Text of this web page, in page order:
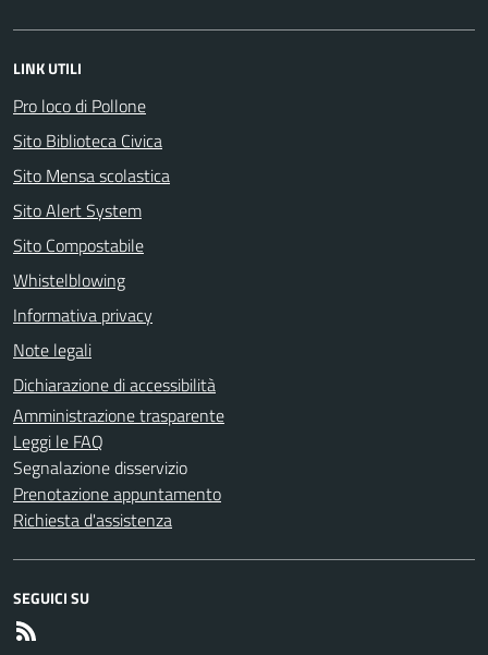
LINK UTILI
Pro loco di Pollone
Sito Biblioteca Civica
Sito Mensa scolastica
Sito Alert System
Sito Compostabile
Whistelblowing
Informativa privacy
Note legali
Dichiarazione di accessibilità
Amministrazione trasparente
Leggi le FAQ
Segnalazione disservizio
Prenotazione appuntamento
Richiesta d'assistenza
SEGUICI SU